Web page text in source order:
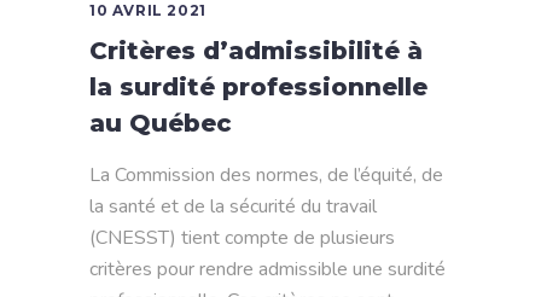
10 AVRIL 2021
Critères d’admissibilité à
la surdité professionnelle
au Québec
La Commission des normes, de l’équité, de
la santé et de la sécurité du travail
(CNESST) tient compte de plusieurs
critères pour rendre admissible une surdité